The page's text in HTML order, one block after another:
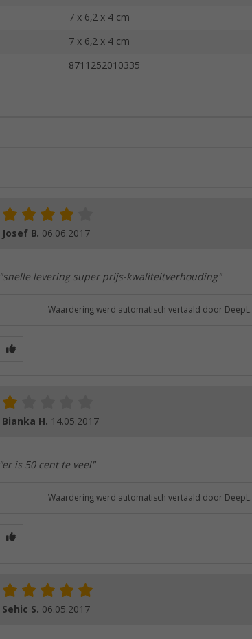
7 x 6,2 x 4 cm
7 x 6,2 x 4 cm
8711252010335
Josef B. 06.06.2017
"snelle levering super prijs-kwaliteitverhouding"
Waardering werd automatisch vertaald door DeepL.
Bianka H. 14.05.2017
"er is 50 cent te veel"
Waardering werd automatisch vertaald door DeepL.
Sehic S. 06.05.2017